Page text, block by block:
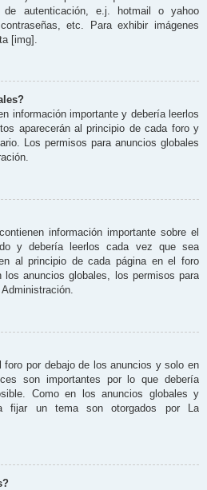
de autenticación, e.j. hotmail o yahoo
etc. Para exhibir imágenes
[img].
información importante y debería leerlos
aparecerán al principio de cada foro y
Los permisos para anuncios globales
información importante sobre el
y debería leerlos cada vez que sea
al principio de cada página en el foro
los anuncios globales, los permisos para
foro por debajo de los anuncios y solo en
son importantes por lo que debería
Como en los anuncios globales y
fijar un tema son otorgados por La